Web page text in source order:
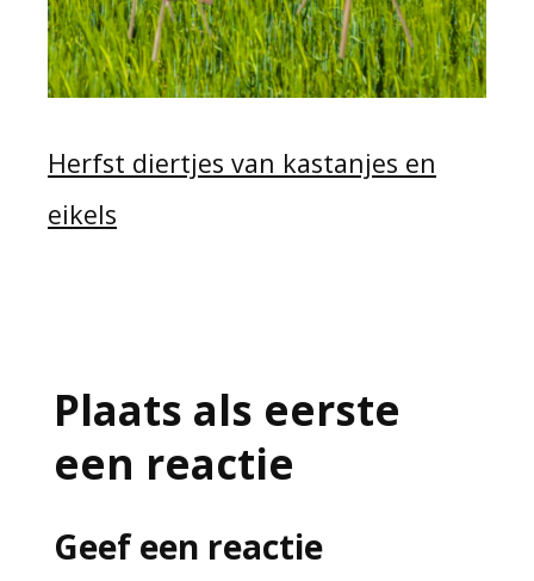
Herfst diertjes van kastanjes en
eikels
Plaats als eerste
een reactie
Geef een reactie